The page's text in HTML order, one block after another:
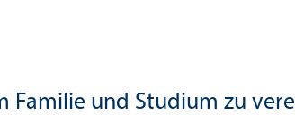
Familie und Studium zu